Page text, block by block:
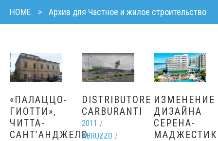
HOME > Архив для Частное и жилое строительство
«ПАЛАЦЦО-
ГИОТТИ»,
ЧИТТА-
САНТ’АНДЖЕЛО
DISTRIBUTORE
CARBURANTI
2011 /
ABRUZZO /
ИЗМЕНЕНИЕ
ДИЗАЙНА
СЕРЕНА-
МАДЖЕСТИК